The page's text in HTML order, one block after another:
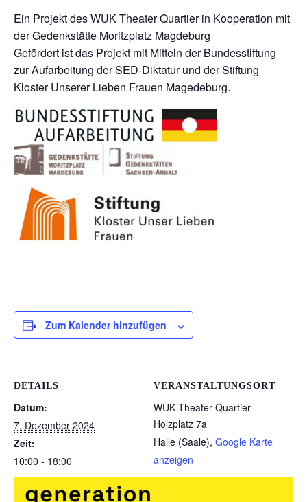
Ein Projekt des WUK Theater Quartier in Kooperation mit
der Gedenkstätte Moritzplatz Magdeburg
Gefördert ist das Projekt mit Mitteln der Bundesstiftung
zur Aufarbeitung der SED-Diktatur und der Stiftung
Kloster Unserer Lieben Frauen Magedeburg.
Zum Kalender hinzufügen
DETAILS
Datum:
7. Dezember 2024
Zeit:
10:00 - 18:00
VERANSTALTUNGSORT
WUK Theater Quartier
Holzplatz 7a
Halle (Saale), Google Karte
anzeigen